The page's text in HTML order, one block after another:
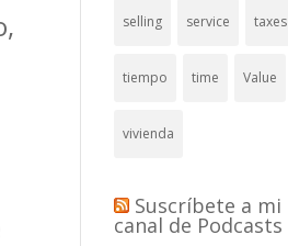
selling service taxes
tiempo time Value
vivienda
Suscríbete a mi
canal de Podcasts